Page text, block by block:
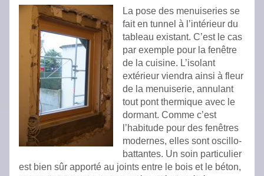
La pose des menuiseries se
fait en tunnel à l’intérieur du
tableau existant. C’est le cas
par exemple pour la fenêtre
de la cuisine. L’isolant
extérieur viendra ainsi à fleur
de la menuiserie, annulant
tout pont thermique avec le
dormant. Comme c’est
l’habitude pour des fenêtres
modernes, elles sont oscillo-
battantes. Un soin particulier
est bien sûr apporté au joints entre le bois et le béton,